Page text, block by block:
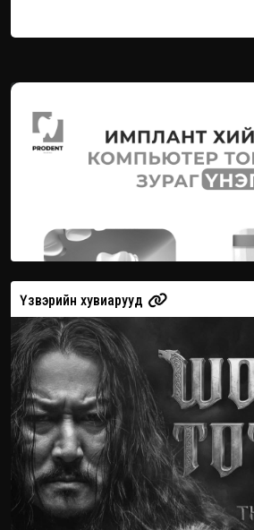
Үзвэрийн хувиарууд